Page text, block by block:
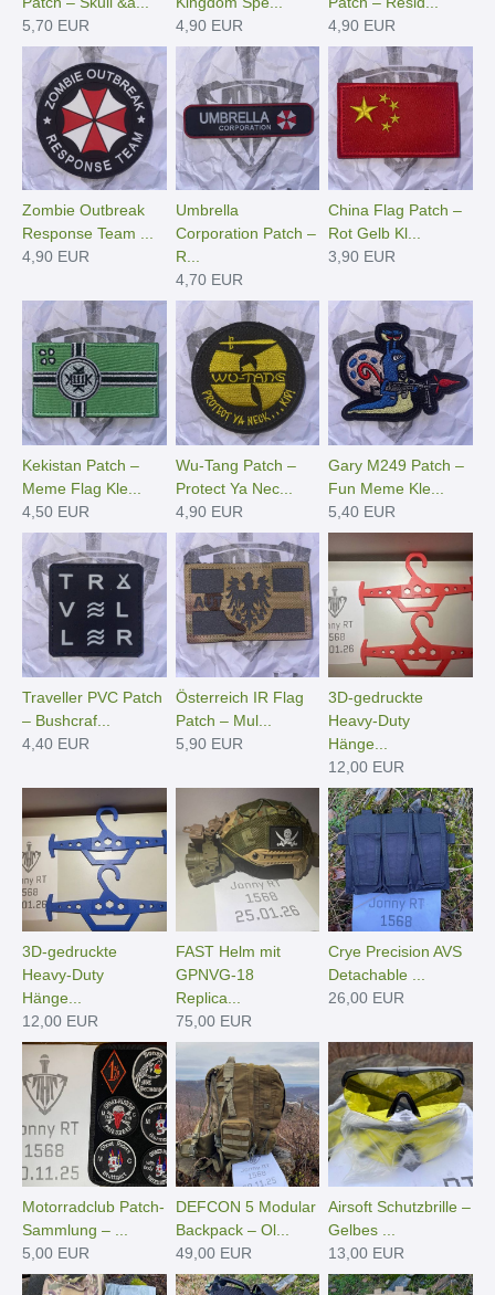
5,70 EUR
4,90 EUR
4,90 EUR
Zombie Outbreak
Response Team ...
4,90 EUR
Umbrella
Corporation Patch –
R...
4,70 EUR
China Flag Patch –
Rot Gelb Kl...
3,90 EUR
Kekistan Patch –
Meme Flag Kle...
4,50 EUR
Wu-Tang Patch –
Protect Ya Nec...
4,90 EUR
Gary M249 Patch –
Fun Meme Kle...
5,40 EUR
Traveller PVC Patch
– Bushcraf...
4,40 EUR
Österreich IR Flag
Patch – Mul...
5,90 EUR
3D-gedruckte
Heavy-Duty
Hänge­...
12,00 EUR
3D-gedruckte
Heavy-Duty
Hänge­...
12,00 EUR
FAST Helm mit
GPNVG-18
Replica...
75,00 EUR
Crye Precision AVS
Detachable ...
26,00 EUR
Motorradclub Patch-
Sammlung – ...
5,00 EUR
DEFCON 5 Modular
Backpack – Ol...
49,00 EUR
Airsoft Schutzbrille –
Gelbes ...
13,00 EUR